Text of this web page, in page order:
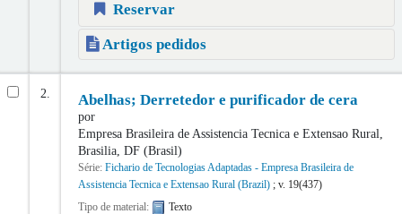
Reservar
Artigos pedidos
2. Abelhas; Derretedor e purificador de cera
por
Empresa Brasileira de Assistencia Tecnica e Extensao Rural,
Brasilia, DF (Brasil)
Série: Fichario de Tecnologias Adaptadas - Empresa Brasileira de
Assistencia Tecnica e Extensao Rural (Brazil); v. 19(437)
Tipo de material:
Texto